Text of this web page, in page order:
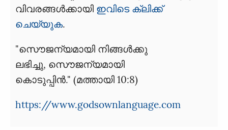
വിവരങ്ങള്‍ക്കായി ഇവിടെ ക്ലിക്ക്
ചെയ്യുക.
"സൌജന്യമായി നിങ്ങൾക്കു
ലഭിച്ചു, സൌജന്യമായി
കൊടുപ്പിൻ." (മത്തായി 10:8)
https://www.godsownlanguage.com